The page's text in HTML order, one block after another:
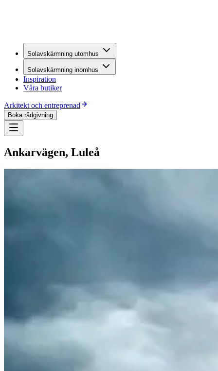
Solavskärmning utomhus
Solavskärmning inomhus
Inspiration
Våra butiker
Arkitekt och entreprenad
Boka rådgivning
Ankarvägen, Luleå